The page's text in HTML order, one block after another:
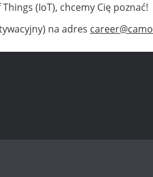
(IoT), chcemy Cię poznać!
na adres